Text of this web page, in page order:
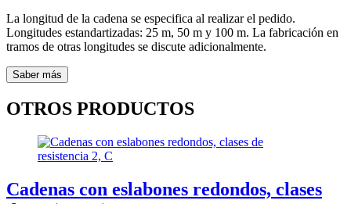
La longitud de la cadena se especifica al realizar el pedido.
Longitudes estandartizadas: 25 m, 50 m y 100 m. La fabricación en
tramos de otras longitudes se discute adicionalmente.
Saber más
OTROS PRODUCTOS
Cadenas con eslabones redondos, clases